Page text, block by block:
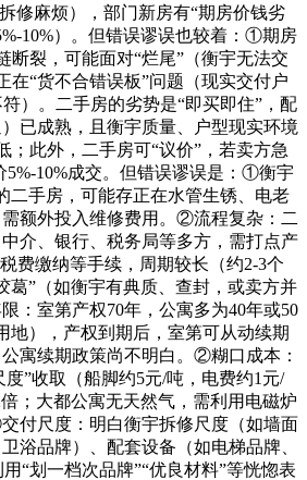
修麻烦），部门新房有“期房价钱劣
10%）。但错误谬误也较着：①期房
断裂，可能面对“烂尾”（衡宇无法交
在“货不合错误板”问题（现实交付户
）。二手房的劣势是“即买即住”，配
已成熟，且衡宇质量、户型现实环境
；此外，二手房可“议价”，若卖方急
5%-10%成交。但错误谬误是：①衡宇
二手房，可能存正在水管生锈、电老
额外投入维修费用。②流程复杂：二
介、银行、税务局等多方，需打点产
费缴纳等手续，周期较长（约2-3个
葛”（如衡宇有典质、查封，或卖方并
：室第产权70年，公寓多为40年或50
地），产权到期后，室第可从动续期
公寓续期政策尚不明白。②糊口成本：
”收取（船脚约5元/吨，电费约1元/
；大都公寓无天然气，需利用电磁炉
付尺度：明白衡宇拆修尺度（如墙面
浴品牌）、配套设备（如电梯品牌、
“划一档次品牌”“优良材料”等恍惚表